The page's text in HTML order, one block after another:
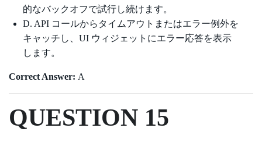
的なバックオフで試行し続けます。
D. API コールからタイムアウトまたはエラー例外を
キャッチし、UI ウィジェットにエラー応答を表示
します。
Correct Answer: A
QUESTION 15